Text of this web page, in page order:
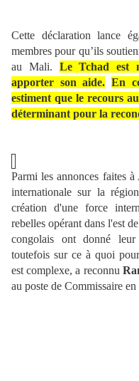
Cette déclaration lance
membres pour qu’ils
au Mali. Le Tchad est
apporter son aide. En
estiment que le recours
déterminant pour la
Parmi les annonces faites
internationale sur la
création d'une force
rebelles opérant dans l'est
congolais ont donné
toutefois sur ce à quoi
est complexe, a reconnu
au poste de Commissaire